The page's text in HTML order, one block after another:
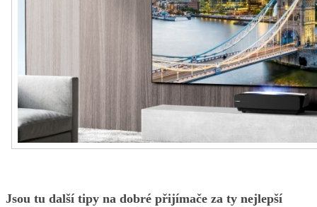
Jsou tu další tipy na dobré přijímače za ty nejlepší